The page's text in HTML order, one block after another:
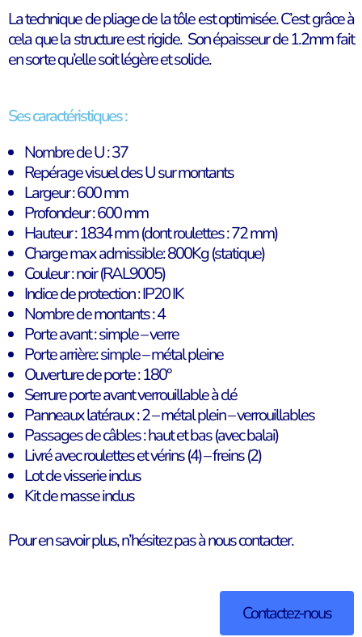
La technique de pliage de la tôle est optimisée. C’est grâce à
cela que la structure est rigide. Son épaisseur de 1.2mm fait
en sorte qu’elle soit légère et solide.
Ses caractéristiques :
Nombre de U : 37
Repérage visuel des U sur montants
Largeur : 600 mm
Profondeur : 600 mm
Hauteur : 1834 mm (dont roulettes : 72 mm)
Charge max admissible: 800Kg (statique)
Couleur : noir (RAL9005)
Indice de protection : IP20 IK
Nombre de montants : 4
Porte avant : simple – verre
Porte arrière: simple – métal pleine
Ouverture de porte : 180°
Serrure porte avant verrouillable à clé
Panneaux latéraux : 2 – métal plein – verrouillables
Passages de câbles : haut et bas (avec balai)
Livré avec roulettes et vérins (4) – freins (2)
Lot de visserie inclus
Kit de masse inclus
Pour en savoir plus, n’hésitez pas à nous contacter.
Contactez-nous